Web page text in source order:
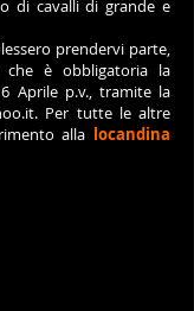
di cavalli di grande e
prendervi parte,
è obbligatoria la
Aprile p.v., tramite la
. Per tutte le altre
alla locandina